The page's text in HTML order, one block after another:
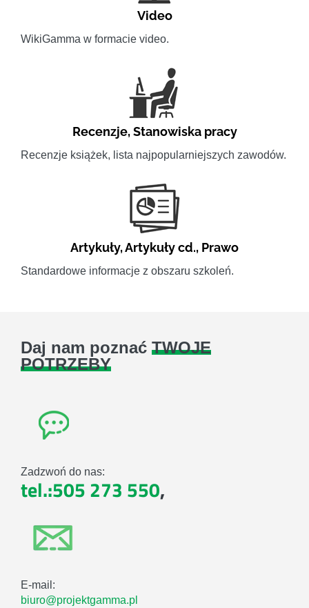
Video
WikiGamma w formacie video.
Recenzje,Stanowiska pracy
Recenzje książek, lista najpopularniejszych zawodów.
Artykuły,Artykuły cd., Prawo
Standardowe informacje z obszaru szkoleń.
Daj nam poznać TWOJE
POTRZEBY
Zadzwoń do nas:
tel.:505 273 550,
E-mail:
biuro@projektgamma.pl